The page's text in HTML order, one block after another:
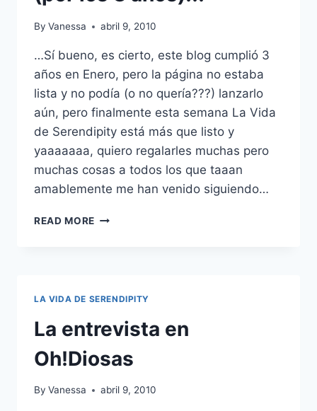
By Vanessa abril 9, 2010
…Sí bueno, es cierto, este blog cumplió 3
años en Enero, pero la página no estaba
lista y no podía (o no quería???) lanzarlo
aún, pero finalmente esta semana La Vida
de Serendipity está más que listo y
yaaaaaaa, quiero regalarles muchas pero
muchas cosas a todos los que taaan
amablemente me han venido siguiendo…
READ MORE SÚPER
LA VIDA DE SERENDIPITY
La entrevista en
Oh!Diosas
By Vanessa abril 9, 2010